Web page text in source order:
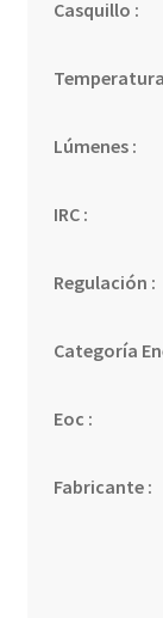
Casquillo :
Lúmenes :
IRC :
Regulación :
Categoría
Eoc :
Fabricante :